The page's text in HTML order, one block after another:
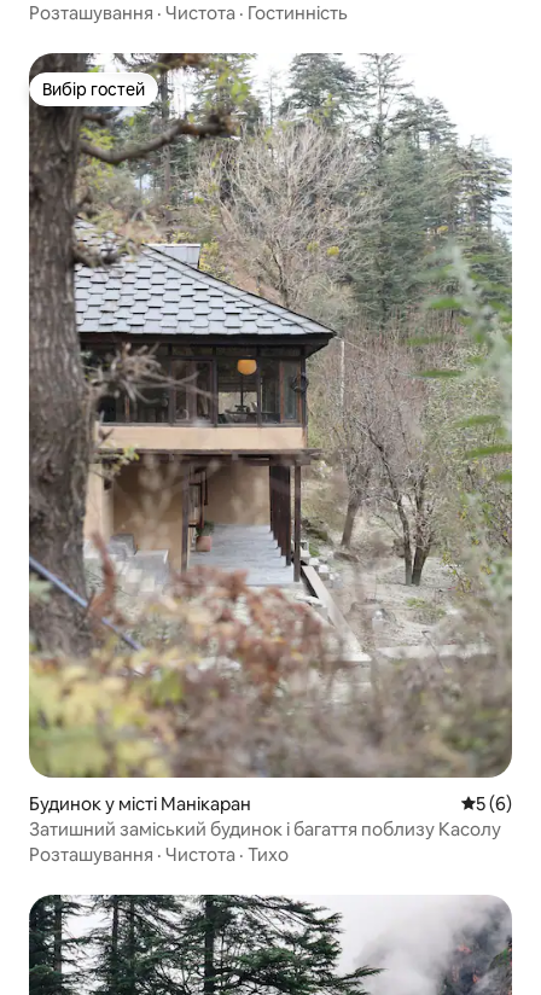
Розташування · Чистота · Гостинність
Вибір гостей
Вибір гостей
Будинок у місті Манікаран Середня
5 (6)
Затишний заміський будинок і багаття поблизу Касолу
Розташування · Чистота · Тихо